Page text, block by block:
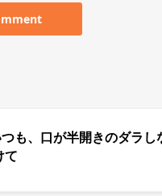
も、口が半開きのダラし
て